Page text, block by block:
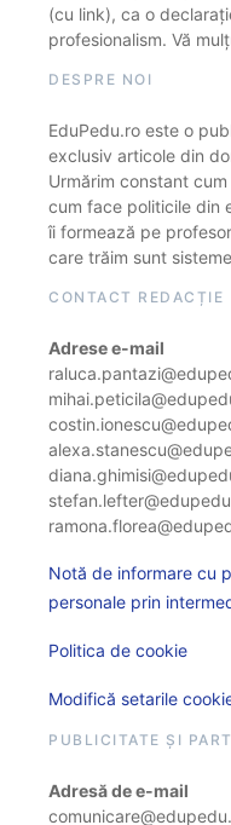
(cu link), ca o
profesionalism. Vă
DESPRE NOI
EduPedu.ro este o
exclusiv articole din
Urmărim constant
cum face politicile din
îi formează pe
care trăim sunt
CONTACT REDACȚIE
Adrese e-mail
Notă de informare cu
personale prin
Politica de cookie
Modifică setarile
PUBLICITATE ȘI
Adresă de e-mail